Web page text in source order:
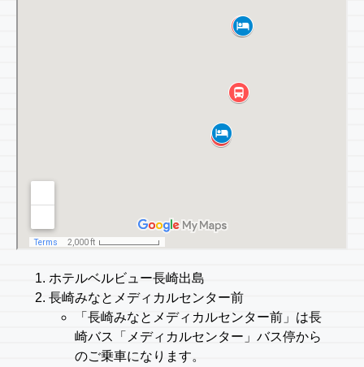
ホテルベルビュー長崎出島
長崎みなとメディカルセンター前
「長崎みなとメディカルセンター前」は長
崎バス「メディカルセンター」バス停から
のご乗車になります。